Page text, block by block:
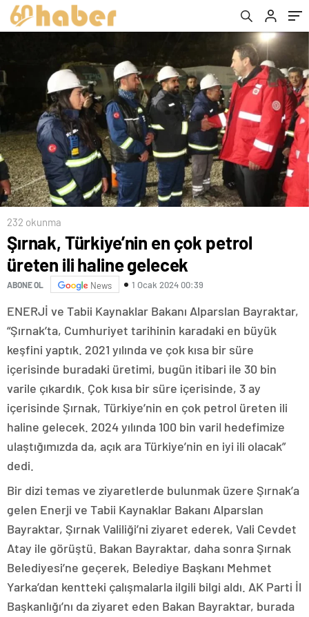
232 okunma
Şırnak, Türkiye’nin en çok petrol
üreten ili haline gelecek
ABONE OL News 1 Ocak 2024 00:39
ENERJİ ve Tabii Kaynaklar Bakanı Alparslan Bayraktar,
“Şırnak’ta, Cumhuriyet tarihinin karadaki en büyük
keşfini yaptık. 2021 yılında ve çok kısa bir süre
içerisinde buradaki üretimi, bugün itibari ile 30 bin
varile çıkardık. Çok kısa bir süre içerisinde, 3 ay
içerisinde Şırnak, Türkiye’nin en çok petrol üreten ili
haline gelecek. 2024 yılında 100 bin varil hedefimize
ulaştığımızda da, açık ara Türkiye’nin en iyi ili olacak”
dedi.
Bir dizi temas ve ziyaretlerde bulunmak üzere Şırnak’a
gelen Enerji ve Tabii Kaynaklar Bakanı Alparslan
Bayraktar, Şırnak Valiliği’ni ziyaret ederek, Vali Cevdet
Atay ile görüştü. Bakan Bayraktar, daha sonra Şırnak
Belediyesi’ne geçerek, Belediye Başkanı Mehmet
Yarka’dan kentteki çalışmalarla ilgili bilgi aldı. AK Parti İl
Başkanlığı’nı da ziyaret eden Bakan Bayraktar, burada